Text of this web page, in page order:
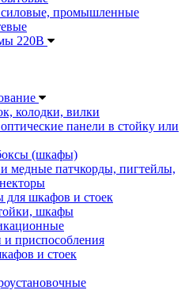
промышленные
220В
колодки, вилки
панели в стойку или
(шкафы)
медные патчкорды, пигтейлы,
для шкафов и стоек
шкафы
и приспособления
и стоек